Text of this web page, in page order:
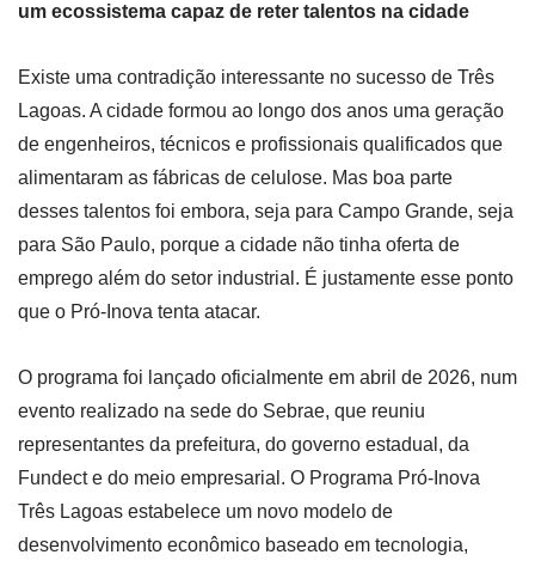
um ecossistema capaz de reter talentos na cidade
Existe uma contradição interessante no sucesso de Três
Lagoas. A cidade formou ao longo dos anos uma geração
de engenheiros, técnicos e profissionais qualificados que
alimentaram as fábricas de celulose. Mas boa parte
desses talentos foi embora, seja para Campo Grande, seja
para São Paulo, porque a cidade não tinha oferta de
emprego além do setor industrial. É justamente esse ponto
que o Pró-Inova tenta atacar.
O programa foi lançado oficialmente em abril de 2026, num
evento realizado na sede do Sebrae, que reuniu
representantes da prefeitura, do governo estadual, da
Fundect e do meio empresarial. O Programa Pró-Inova
Três Lagoas estabelece um novo modelo de
desenvolvimento econômico baseado em tecnologia,